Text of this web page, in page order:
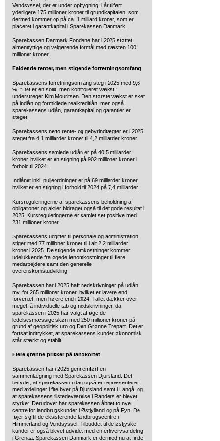
Vendsyssel, der er under opbygning, i år tilført
yderligere 175 millioner kroner til grundkapitalen, som
dermed kommer op på ca. 1 milliard kroner, som er
placeret i garantkapital i Sparekassen Danmark.
Sparekassen Danmark Fondene har i 2025 støttet
almennyttige og velgørende formål med næsten 100
millioner kroner.
Faldende renter, men stigende forretningsomfang
Sparekassens forretningsomfang steg i 2025 med 9,6
%. ”Det er en solid, men kontrolleret vækst,”
understreger Kim Mouritsen. Den største vækst er sket
på indlån og formidlede realkreditlån, men også
sparekassens udlån, garantkapital og garantier er
steget.
Sparekassens netto rente- og gebyrindtægter er i 2025
steget fra 4,1 milliarder kroner til 4,2 milliarder kroner.
Sparekassens samlede udlån er på 40,5 milliarder
kroner, hvilket er en stigning på 902 millioner kroner i
forhold til 2024.
Indlånet inkl. puljeordninger er på 69 milliarder kroner,
hvilket er en stigning i forhold til 2024 på 7,4 milliarder.
Kursreguleringerne af sparekassens beholdning af
obligationer og aktier bidrager også til det gode resultat i
2025. Kursreguleringerne er samlet set positive med
231 millioner kroner.
Sparekassens udgifter til personale og administration
stiger med 77 millioner kroner til i alt 2,2 milliarder
kroner i 2025. De stigende omkostninger kommer
udelukkende fra øgede lønomkostninger til flere
medarbejdere samt den generelle
overenskomstudvikling.
Sparekassen har i 2025 haft nedskrivninger på udlån
mv. for 265 millioner kroner, hvilket er lavere end
forventet, men højere end i 2024. Tallet dækker over
meget få individuelle tab og nedskrivninger, da
sparekassen i 2025 har valgt at øge de
ledelsesmæssige skøn med 250 millioner kroner på
grund af geopolitisk uro og Den Grønne Trepart. Det er
fortsat indtrykket, at sparekassens kunder økonomisk
står stærkt og stabilt.
Flere grønne prikker på landkortet
Sparekassen har i 2025 gennemført en
sammenlægning med Sparekassen Djursland. Det
betyder, at sparekassen i dag også er repræsenteret
med afdelinger i fire byer på Djursland samt i Langå, og
at sparekassens tilstedeværelse i Randers er blevet
styrket. Derudover har sparekassen åbnet to nye
centre for landbrugskunder i Østjylland og på Fyn. De
føjer sig til de eksisterende landbrugscentre i
Himmerland og Vendsyssel. Tilbuddet til de østjyske
kunder er også blevet udvidet med en erhvervsafdeling
i Grenaa. Sparekassen Danmark er dermed nu at finde